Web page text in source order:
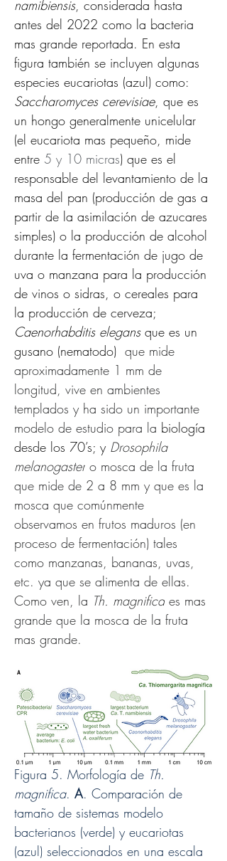
namibiensis, considerada hasta
antes del 2022 como la bacteria
mas grande reportada. En esta
figura también se incluyen algunas
especies eucariotas (azul) como:
Saccharomyces cerevisiae, que es
un hongo generalmente unicelular
(el eucariota mas pequeño, mide
entre 5 y 10 micras) que es el
responsable del levantamiento de la
masa del pan (producción de gas a
partir de la asimilación de azucares
simples) o la producción de alcohol
durante la fermentación de jugo de
uva o manzana para la producción
de vinos o sidras, o cereales para
la producción de cerveza;
Caenorhabditis elegans que es un
gusano (nematodo) que mide
aproximadamente 1 mm de
longitud, vive en ambientes
templados y ha sido un importante
modelo de estudio para la biología
desde los 70’s; y Drosophila
melanogaster o mosca de la fruta
que mide de 2 a 8 mm y que es la
mosca que comúnmente
observamos en frutos maduros (en
proceso de fermentación) tales
como manzanas, bananas, uvas,
etc. ya que se alimenta de ellas.
Como ven, la Th. magnifica es mas
grande que la mosca de la fruta
mas grande.
Figura 5. Morfología de Th.
magnifica. A. Comparación de
tamaño de sistemas modelo
bacterianos (verde) y eucariotas
(azul) seleccionados en una escala